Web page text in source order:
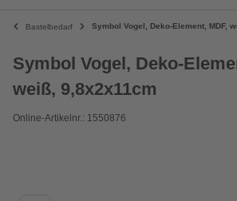
Bastelbedarf Symbol Vogel, Deko-Element, MDF,
Symbol Vogel, Deko-
weiß, 9,8x2x11cm
Online-Artikelnr.: 1550876